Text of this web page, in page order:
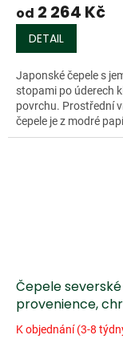
od 2 264 Kč
DETAIL
Japonské čepele s
stopami po úderech
povrchu. Prostřední
čepele je z modré
a...
Čepele severské
provenience,
ocel
K objednání (3-8